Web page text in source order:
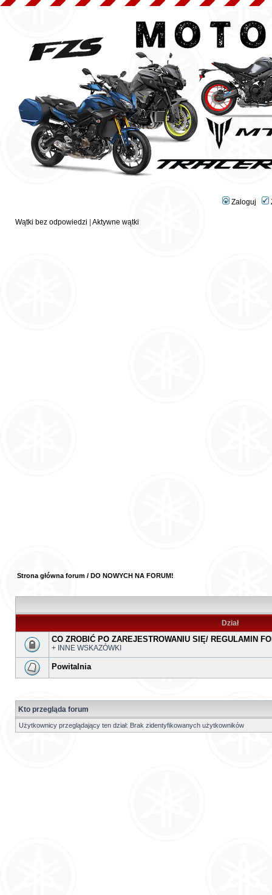
Zaloguj
Wątki bez odpowiedzi Aktywne wątki
Strona główna forum / DO NOWYCH NA FORUM!
Dział
CO ZROBIĆ PO ZAREJESTROWANIU SIĘ/ REGULAMIN
+ INNE WSKAZÓWKI
Powitalnia
Kto przegląda forum
Użytkownicy przeglądający ten dział: Brak zidentyfikowanych użytkowników